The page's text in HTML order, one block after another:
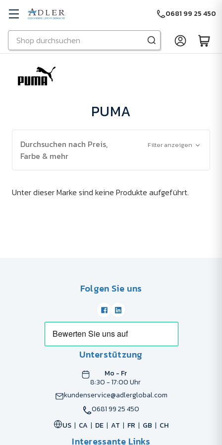
Zu Hauptinhalt springen
Suchen
0681 99 25 450
PUMA
Durchsuchen nach Preis,
Farbe & mehr
Filter anzeigen
Unter dieser Marke sind keine Produkte aufgeführt.
Folgen Sie uns
Unterstützung
Mo - Fr
8:30 - 17:00 Uhr
kundenservice@adlerglobal.com
0681 99 25 450
US
CA DE AT FR GB CH
Interessante Links